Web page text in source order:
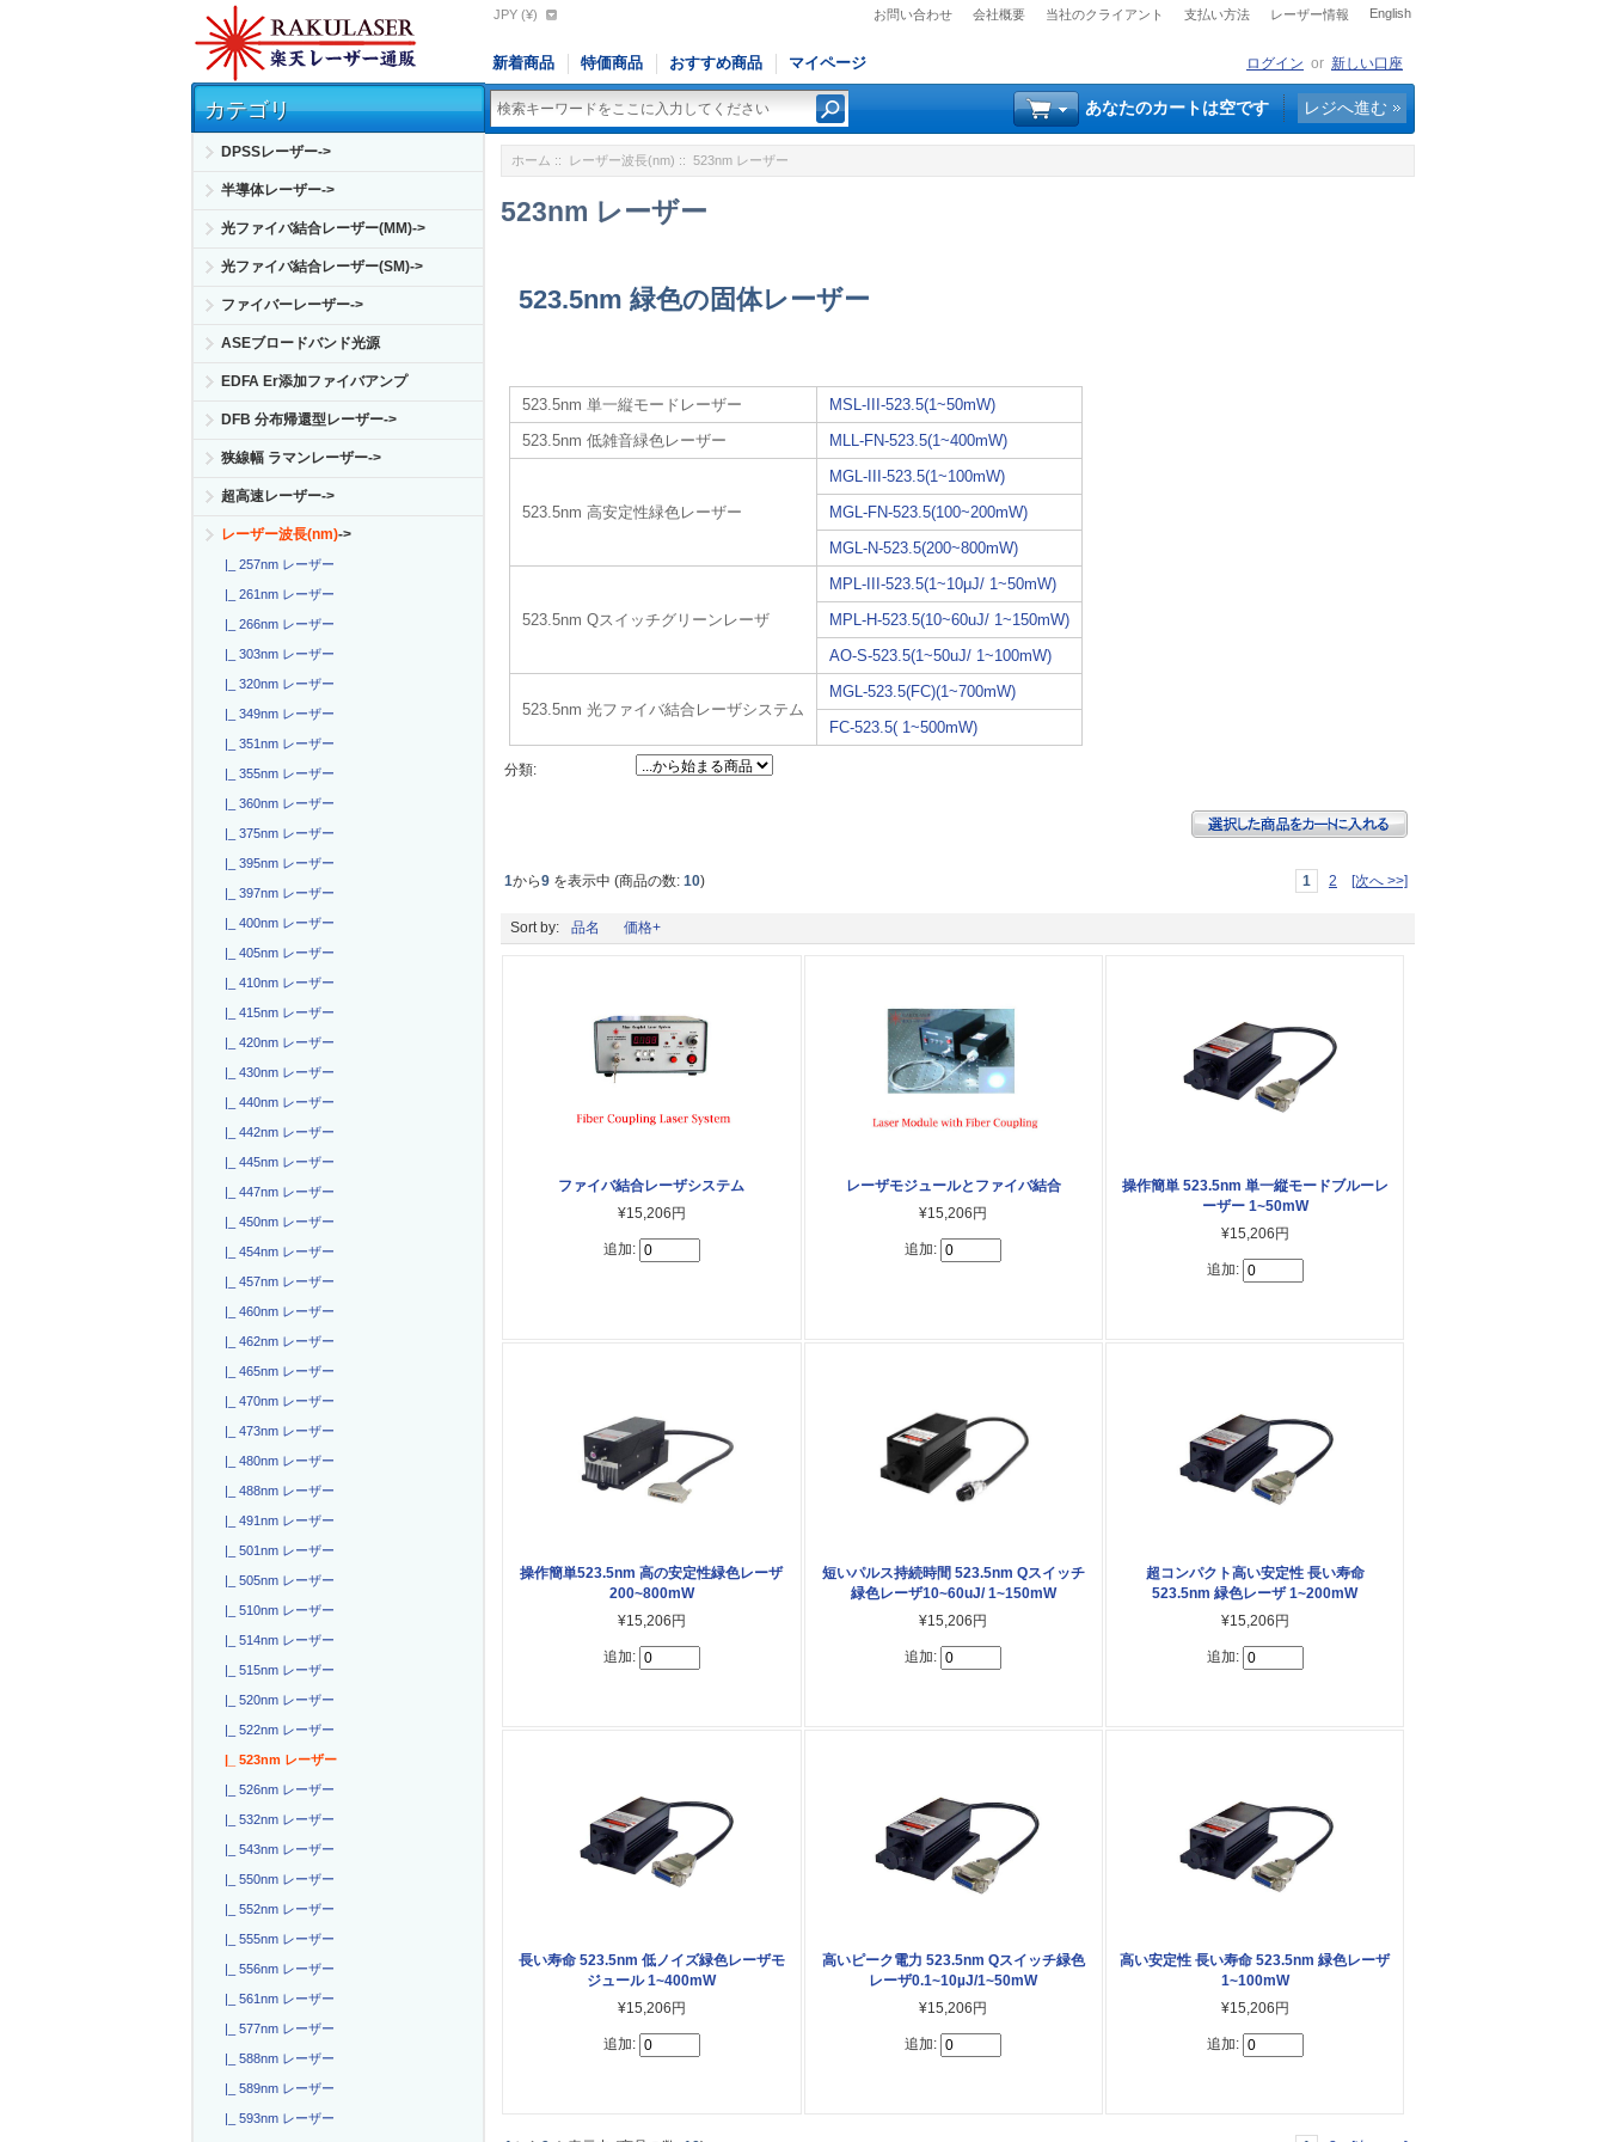
お問い合わせ 会社概要 当社のクライアント 支払い方法 レーザー情報 English
JPY (¥)
新着商品 特価商品 おすすめ商品 マイページ ログイン or 新しい口座
あなたのカートは空です レジへ進む
カテゴリ
DPSSレーザー->
半導体レーザー->
光ファイバ結合レーザー(MM)->
光ファイバ結合レーザー(SM)->
ファイバーレーザー->
ASEブロードバンド光源
EDFA Er添加ファイバアンプ
DFB 分布帰還型レーザー->
狭線幅 ラマンレーザー->
超高速レーザー->
レーザー波長(nm)->
|_ 257nm レーザー
|_ 261nm レーザー
|_ 266nm レーザー
|_ 303nm レーザー
|_ 320nm レーザー
|_ 349nm レーザー
|_ 351nm レーザー
|_ 355nm レーザー
|_ 360nm レーザー
|_ 375nm レーザー
|_ 395nm レーザー
|_ 397nm レーザー
|_ 400nm レーザー
|_ 405nm レーザー
|_ 410nm レーザー
|_ 415nm レーザー
|_ 420nm レーザー
|_ 430nm レーザー
|_ 440nm レーザー
|_ 442nm レーザー
|_ 445nm レーザー
|_ 447nm レーザー
|_ 450nm レーザー
|_ 454nm レーザー
|_ 457nm レーザー
|_ 460nm レーザー
|_ 462nm レーザー
|_ 465nm レーザー
|_ 470nm レーザー
|_ 473nm レーザー
|_ 480nm レーザー
|_ 488nm レーザー
|_ 491nm レーザー
|_ 501nm レーザー
|_ 505nm レーザー
|_ 510nm レーザー
|_ 514nm レーザー
|_ 515nm レーザー
|_ 520nm レーザー
|_ 522nm レーザー
|_ 523nm レーザー
|_ 526nm レーザー
|_ 532nm レーザー
|_ 543nm レーザー
|_ 550nm レーザー
|_ 552nm レーザー
|_ 555nm レーザー
|_ 556nm レーザー
|_ 561nm レーザー
|_ 577nm レーザー
|_ 588nm レーザー
|_ 589nm レーザー
|_ 593nm レーザー
ホーム :: レーザー波長(nm) :: 523nm レーザー
523nm レーザー
523.5nm 緑色の固体レーザー
523.5nm 単一縦モードレーザー
MSL-III-523.5(1~50mW)
523.5nm 低雑音緑色レーザー
MLL-FN-523.5(1~400mW)
523.5nm 高安定性緑色レーザー
MGL-III-523.5(1~100mW)
MGL-FN-523.5(100~200mW)
MGL-N-523.5(200~800mW)
523.5nm Qスイッチグリーンレーザ
MPL-III-523.5(1~10μJ/ 1~50mW)
MPL-H-523.5(10~60uJ/ 1~150mW)
AO-S-523.5(1~50uJ/ 1~100mW)
523.5nm 光ファイバ結合レーザシステム
MGL-523.5(FC)(1~700mW)
FC-523.5( 1~500mW)
分類:
1から9 を表示中 (商品の数:10) 1 2 [次へ >>]
Sort by: 品名 価格+
ファイバ結合レーザシステム
¥15,206円
追加:
レーザモジュールとファイバ結合
¥15,206円
追加:
操作簡単 523.5nm 単一縦モードブルーレ
ーザー 1~50mW
¥15,206円
追加:
操作簡単523.5nm 高の安定性緑色レーザ
200~800mW
¥15,206円
追加:
短いパルス持続時間 523.5nm Qスイッチ
緑色レーザ10~60uJ/ 1~150mW
¥15,206円
追加:
超コンパクト高い安定性 長い寿命
523.5nm 緑色レーザ 1~200mW
¥15,206円
追加:
長い寿命 523.5nm 低ノイズ緑色レーザモ
ジュール 1~400mW
¥15,206円
追加:
高いピーク電力 523.5nm Qスイッチ緑色
レーザ0.1~10µJ/1~50mW
¥15,206円
追加:
高い安定性 長い寿命 523.5nm 緑色レーザ
1~100mW
¥15,206円
追加: